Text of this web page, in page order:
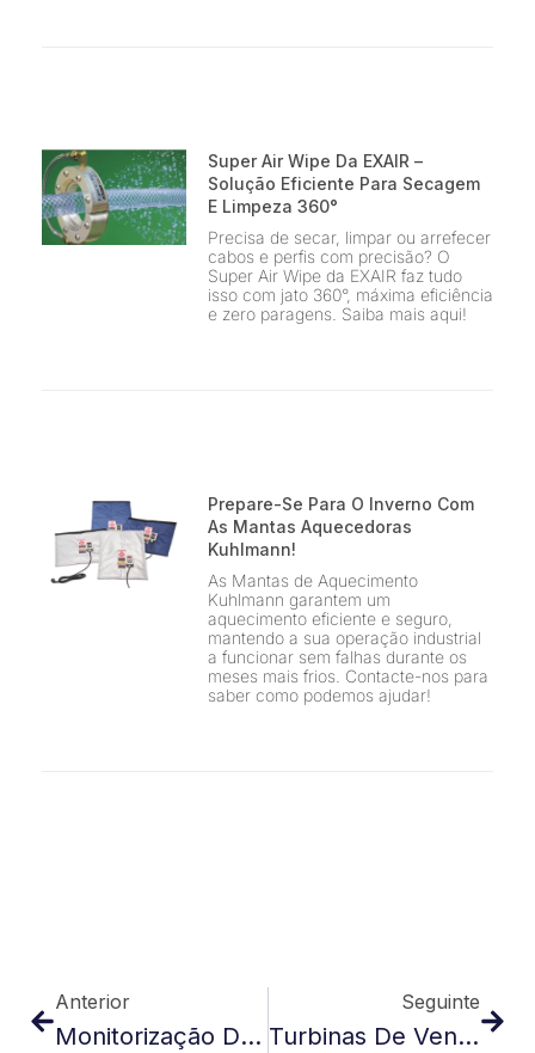
Super Air Wipe Da EXAIR –
Solução Eficiente Para Secagem
E Limpeza 360°
Precisa de secar, limpar ou arrefecer
cabos e perfis com precisão? O
Super Air Wipe da EXAIR faz tudo
isso com jato 360°, máxima eficiência
e zero paragens. Saiba mais aqui!
Prepare-Se Para O Inverno Com
As Mantas Aquecedoras
Kuhlmann!
As Mantas de Aquecimento
Kuhlmann garantem um
aquecimento eficiente e seguro,
mantendo a sua operação industrial
a funcionar sem falhas durante os
meses mais frios. Contacte-nos para
saber como podemos ajudar!
Anterior
Monitorização De Pressão Para Máquinas De Têmpera
Seguinte
Turbinas De Vento Com Sensores Inteligentes